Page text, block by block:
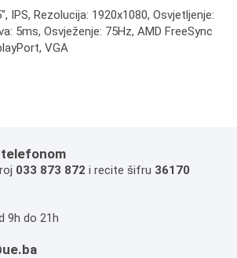
IPS, Rezolucija: 1920x1080, Osvjetljenje:
5ms, Osvježenje: 75Hz, AMD FreeSync
VGA
033 873 872 i recite šifru 36170
9h do 21h